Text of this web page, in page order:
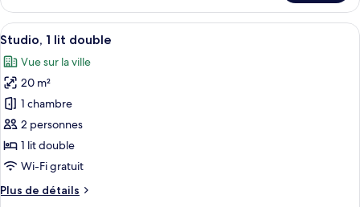
le
type
de
Appartement,
chambre
Afficher
toutes
les
photos
pour
ce
type
de
chambre :
Studio,
Une cuisine équipée d’un four à
9
Studio, 1 lit double
Vue sur la ville
20 m²
1 chambre
2 personnes
1 lit double
Wi-Fi gratuit
Plus de détails
Plus